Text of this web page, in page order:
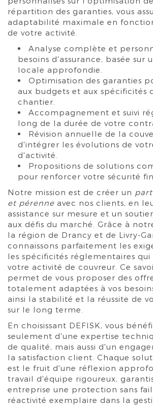
répartition des garanties, vous
adaptabilité maximale en
de votre activité.
Analyse complète et
besoins d'assurance, basée sur
locale approfondie.
Optimisation des garanties
aux budgets et aux spécificités
chantier.
Accompagnement et suivi
long de la durée de votre
Révision annuelle de la
d'intégrer les évolutions de
d'activité.
Propositions de solutions
pour renforcer votre sécurité
Notre mission est de créer un
et pérenne avec nos clients, en
assistance sur mesure et un
aux défis du marché. Grâce à
la région de Drancy et de Livry-
connaissons parfaitement les
les spécificités réglementaires
votre activité de couvreur. Ce
permet de vous proposer des
totalement adaptées à vos
ainsi la stabilité et la réussite de
sur le long terme.
En choisissant DEFISK, vous
seulement d'une expertise
de qualité, mais aussi d'un
la satisfaction client. Chaque
est le fruit d'une réflexion
travail d'équipe rigoureux,
entreprise une protection sans
réactivité exemplaire dans la